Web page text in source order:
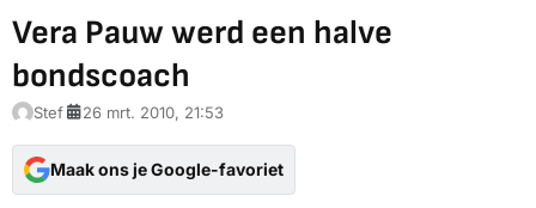
Vera Pauw werd een halve
bondscoach
Stef 26 mrt. 2010, 21:53
Maak ons je Google-favoriet